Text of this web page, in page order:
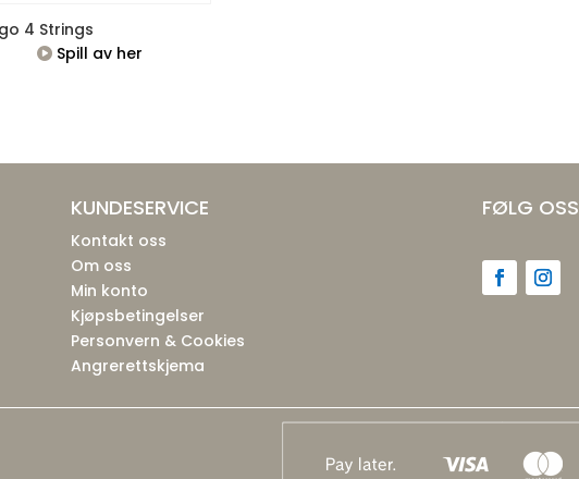
4 Strings
Spill av her
KUNDESERVICE
Kontakt oss
Om oss
Min konto
Kjøpsbetingelser
Personvern & Cookies
Angrerettskjema
FØLG OSS